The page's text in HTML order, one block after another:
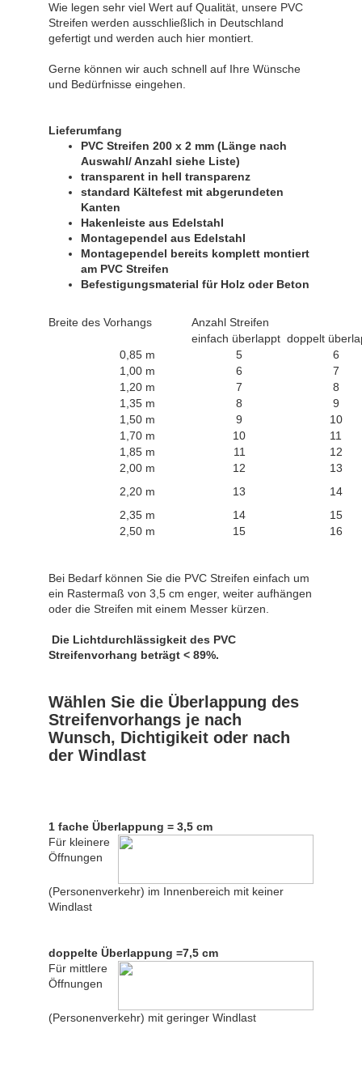
Wie legen sehr viel Wert auf Qualität, unsere PVC
Streifen werden ausschließlich in Deutschland
gefertigt und werden auch hier montiert.
Gerne können wir auch schnell auf Ihre Wünsche
und Bedürfnisse eingehen.
Lieferumfang
PVC Streifen 200 x 2 mm (Länge nach
Auswahl/ Anzahl siehe Liste)
transparent in hell transparenz
standard Kältefest mit abgerundeten
Kanten
Hakenleiste aus Edelstahl
Montagependel aus Edelstahl
Montagependel bereits komplett montiert
am PVC Streifen
Befestigungsmaterial für Holz oder Beton
Breite des Vorhangs
Anzahl Streifen
einfach überlappt doppelt
0,85 m
5
6
1,00 m
6
7
1,20 m
7
8
1,35 m
8
9
1,50 m
9
10
1,70 m
10
11
1,85 m
11
12
2,00 m
12
13
2,20 m
13
14
2,35 m
14
15
2,50 m
15 16
Bei Bedarf können Sie die PVC Streifen einfach um
ein Rastermaß von 3,5 cm enger, weiter aufhängen
oder die Streifen mit einem Messer kürzen.
Die Lichtdurchlässigkeit des PVC
Streifenvorhang beträgt < 89%.
Wählen Sie die Überlappung des
Streifenvorhangs je nach
Wunsch, Dichtigikeit oder nach
der Windlast
1 fache Überlappung = 3,5 cm
Für kleinere
Öffnungen
(Personenverkehr) im Innenbereich mit keiner
Windlast
doppelte Überlappung =7,5 cm
Für mittlere
Öffnungen
(Personenverkehr) mit geringer Windlast